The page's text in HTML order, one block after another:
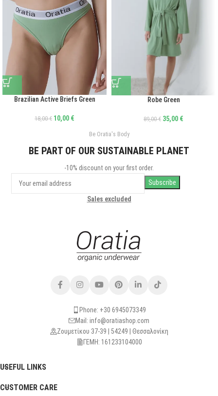
Brazilian Active Briefs Green
18,00€ 10,00 €
Robe Green
89,00€ 35,00 €
Be Oratia's Body
BE PART OF OUR SUSTAINABLE PLANET
-10% discount on your first order.
Sales excluded
Phone: +30 6945073349
Mail: info@oratiashop.com
Ζουμετίκου 37-39 | 54249 | Θεσσαλονίκη
ΓΕΜΗ: 161233104000
USEFUL LINKS
CUSTOMER CARE